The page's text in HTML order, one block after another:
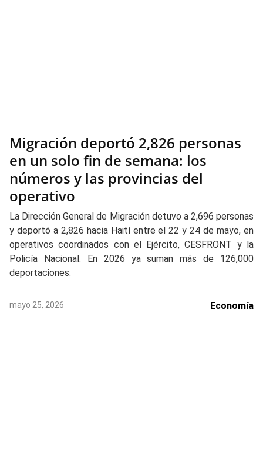
Migración deportó 2,826 personas
en un solo fin de semana: los
números y las provincias del
operativo
La Dirección General de Migración detuvo a 2,696 personas
y deportó a 2,826 hacia Haití entre el 22 y 24 de mayo, en
operativos coordinados con el Ejército, CESFRONT y la
Policía Nacional. En 2026 ya suman más de 126,000
deportaciones.
mayo 25, 2026 Economía